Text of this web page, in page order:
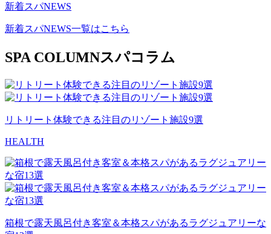
新着スパNEWS
新着スパNEWS一覧はこちら
SPA COLUMNスパコラム
リトリート体験できる注目のリゾート施設9選
HEALTH
箱根で露天風呂付き客室＆本格スパがあるラグジュアリーな